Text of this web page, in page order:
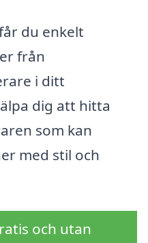
du enkelt
från
i ditt
dig att hitta
som kan
med stil och
och utan